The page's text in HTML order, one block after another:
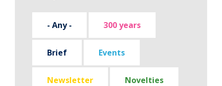
- Any - 300 years
Brief Events
Newsletter Novelties